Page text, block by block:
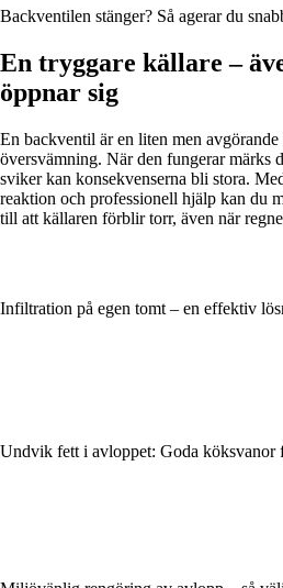
Backventilen stänger? Så agerar du
En tryggare källare –
öppnar sig
En backventil är en liten men
översvämning. När den fungerar märks
sviker kan konsekvenserna bli stora.
reaktion och professionell hjälp kan du
till att källaren förblir torr, även när
Infiltration på egen tomt – en effektiv
Undvik fett i avloppet: Goda köksvanor